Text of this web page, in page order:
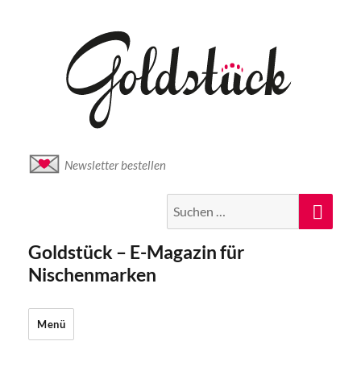
Newsletter bestellen
nach:
Goldstück – E-Magazin für
Nischenmarken
Menü